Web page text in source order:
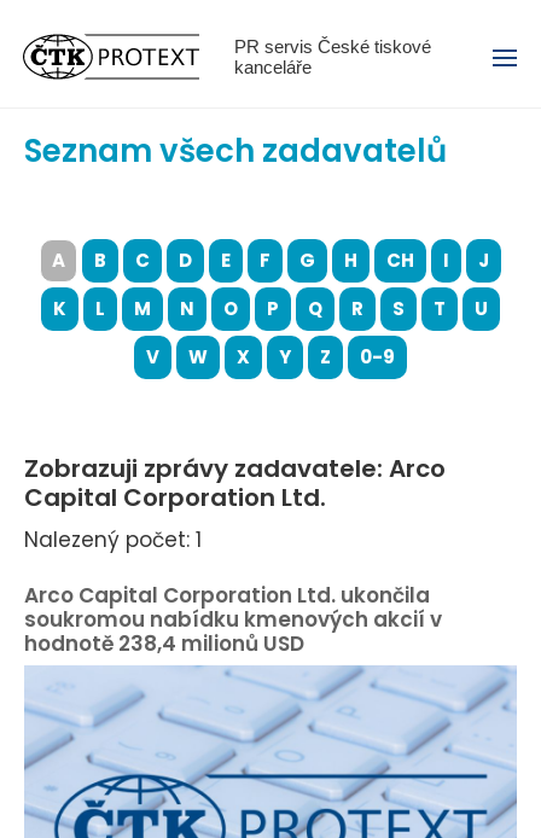
PR servis České tiskové
kanceláře
Menu
Seznam všech zadavatelů
A B C D E F G H CH I
J
K
L M N O P Q R S T
U
V
W X Y Z 0-9
Zobrazuji zprávy zadavatele: Arco
Capital Corporation Ltd.
Nalezený počet: 1
Arco Capital Corporation Ltd. ukončila
soukromou nabídku kmenových akcií v
hodnotě 238,4 milionů USD